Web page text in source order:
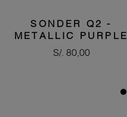
SONDER Q2 -
METALLIC PURPLE
Precio
S/. 80,00